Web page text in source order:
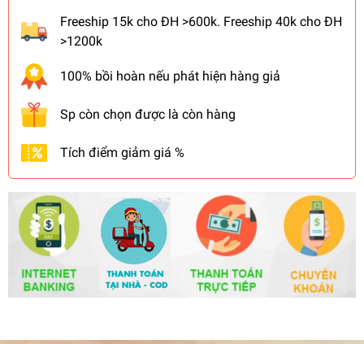
Freeship 15k cho ĐH >600k. Freeship 40k cho ĐH
>1200k
100% bồi hoàn nếu phát hiện hàng giả
Sp còn chọn được là còn hàng
Tích điểm giảm giá %